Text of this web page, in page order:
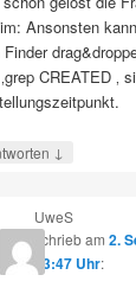
Ansonsten
Finder
CREATED ‚
↓
UweS
schriebam 2.
13:47 Uhr: